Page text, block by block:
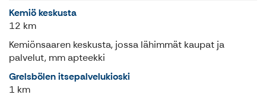
Kemiö keskusta
12 km
Kemiönsaaren keskusta, jossa lähimmät kaupat ja
palvelut, mm apteekki
Grelsbölen itsepalvelukioski
1 km